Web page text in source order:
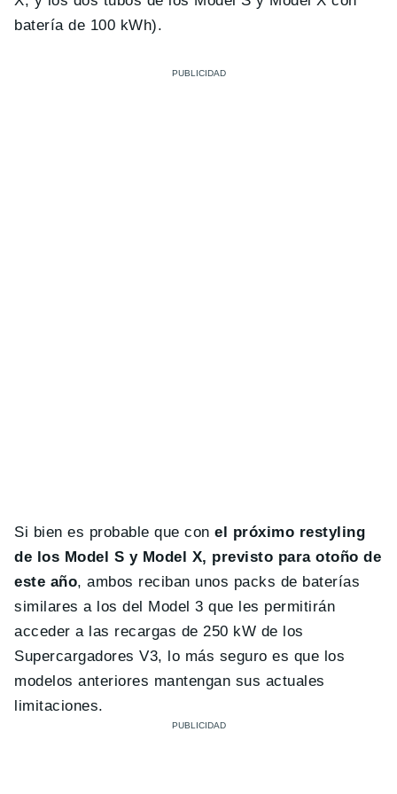
batería de 100 kWh).
Si bien es probable que conel próximo restyling
de los Model S y Model X, previsto para otoño de
este año, ambos reciban unos packs de baterías
similares a los del Model 3 que les permitirán
acceder a las recargas de 250 kW de los
Supercargadores V3, lo más seguro es que los
modelos anteriores mantengan sus actuales
limitaciones.